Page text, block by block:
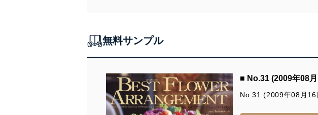
無料サンプル
■ No.31 (2009年08
No.31 (2009年08月16